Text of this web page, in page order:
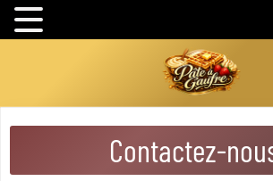
Contactez-